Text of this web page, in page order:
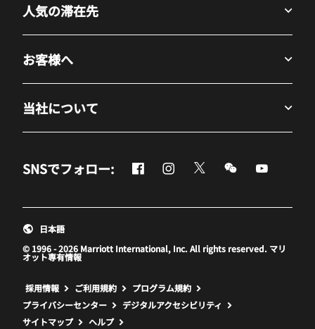
人気の滞在先
お客様へ
当社について
SNSでフォロー: Facebook
新しいウィンドウで開く
Instagram
新しいウィンドウで開く
Twitter
新しいウィンドウで開
Messenger
新しいウィンド
新しいウ
© 1996 - 2026 Marriott International, Inc. All rights reserved. マリ
オット専有情報
日本語
採用情報 新しいウィンドウで開く
ご利用規約
プログラム規約
プライバシーセンター
デジタルアクセシビリティ
サイトマップ
ヘルプ